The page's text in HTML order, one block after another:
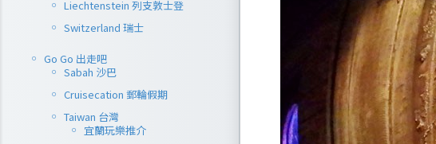
Liechtenstein 列支敦士登
Switzerland 瑞士
Go Go 出走吧
Sabah 沙巴
Cruisecation 郵輪假期
Taiwan 台灣
宜蘭玩樂推介